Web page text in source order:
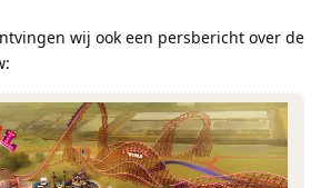
wij ook een persbericht over de